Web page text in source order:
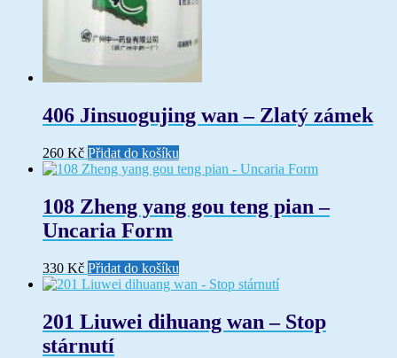
406 Jinsuogujing wan – Zlatý zámek
260 Kč Přidat do košíku
108 Zheng yang gou teng pian –
Uncaria Form
330 Kč Přidat do košíku
201 Liuwei dihuang wan – Stop
stárnutí